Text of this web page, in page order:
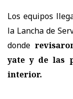
Los equipos
la Lancha de
donde
yate y de las
interior.